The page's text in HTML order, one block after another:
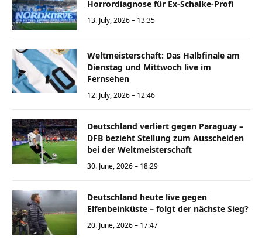
Horrordiagnose für Ex-Schalke-Profi
13. July, 2026 – 13:35
Weltmeisterschaft: Das Halbfinale am
Dienstag und Mittwoch live im
Fernsehen
12. July, 2026 – 12:46
Deutschland verliert gegen Paraguay –
DFB bezieht Stellung zum Ausscheiden
bei der Weltmeisterschaft
30. June, 2026 – 18:29
Deutschland heute live gegen
Elfenbeinküste – folgt der nächste Sieg?
20. June, 2026 – 17:47